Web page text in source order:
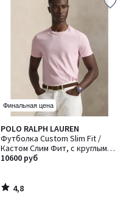
Финальная цена
POLO RALPH LAUREN
Футболка Custom Slim Fit /
Кастом Слим Фит, с круглым
воротником, из джерси, крой
10600 руб
4,8
/ 5
4,8
/